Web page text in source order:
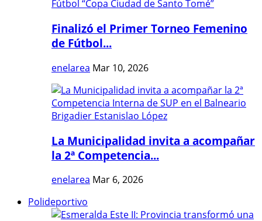
Finalizó el Primer Torneo Femenino
de Fútbol...
enelarea Mar 10, 2026
La Municipalidad invita a acompañar
la 2ª Competencia...
enelarea Mar 6, 2026
Polideportivo